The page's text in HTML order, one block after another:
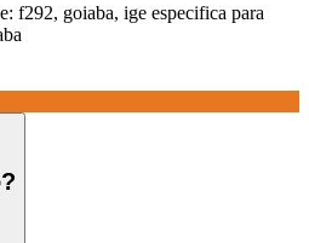
f292, goiaba, ige especifica para